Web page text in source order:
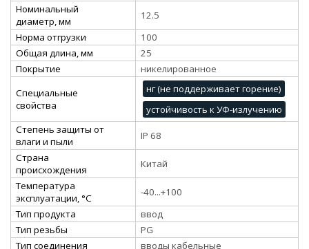
Номинальный
диаметр, мм
12.5
Норма отгрузки
100
Общая длина, мм
25
Покрытие
никелированное
Специальные
свойства
нг (не поддерживает горение)
устойчивость к УФ-излучению
Степень защиты от
влаги и пыли
IP 68
Страна
происхождения
Китай
Температура
эксплуатации, °С
-40...+100
Тип продукта
ввод
Тип резьбы
PG
Тип соединения
вводы кабельные